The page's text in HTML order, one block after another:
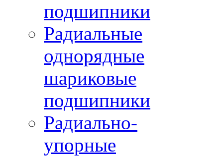
подшипники
Радиальные
однорядные
шариковые
подшипники
Радиально-
упорные